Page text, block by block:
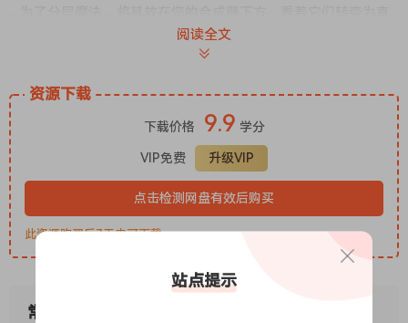
的东西 – 作为可以承载旋律和和声的不寻常、有特色的设备和工
– 还有一个多功能的微打击乐套件，非常适合故障节奏和工业纹
理
我们是如何录制的
为了创建它，我们必须记录各种：
– 噼啪声（例如气泡膜、泡罩包装）
– ASMR（例如丝带、绘图铅笔、吹瓶）
– 电嗡嗡声、嗡嗡声、静电噪音（例如微波炉哔哔声、烙铁、放
大器）
– 各种电子设备（例如电风扇、吹风机、牙刷）
嗯，这并不明显。我们必须使用立体声麦克风，并将它们尽可能
阅读全文
资源下载
下载价格 9.9 学分
VIP免费 升级VIP
点击检测网盘有效后购买
此资源购买后7天内可下载。
常见问题
站点提示